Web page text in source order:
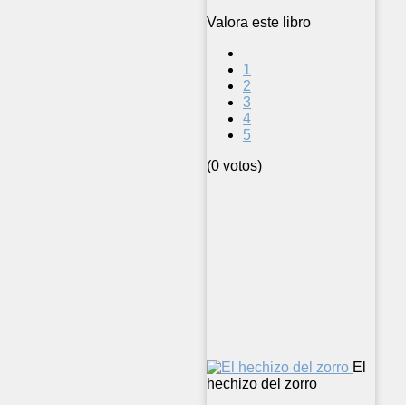
Valora este libro
1
2
3
4
5
(0 votos)
El
hechizo del zorro